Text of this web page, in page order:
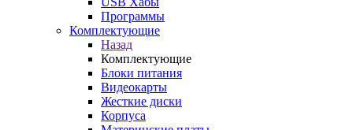
Программы
Комплектующие
Назад
Комплектующие
Блоки питания
Видеокарты
Жесткие диски
Корпуса